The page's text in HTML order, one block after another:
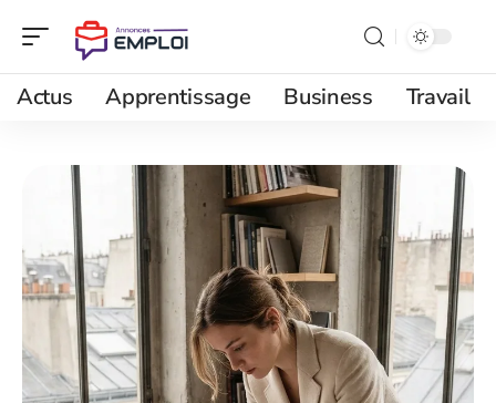
Actus Apprentissage Business Travail